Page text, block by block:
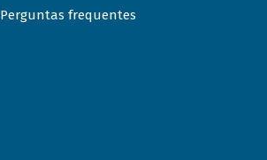
Perguntas frequentes